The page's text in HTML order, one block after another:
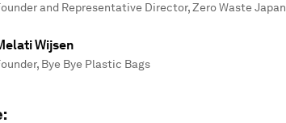
and Representative Director, Zero Waste Japan
Wijsen
Bye Bye Plastic Bags